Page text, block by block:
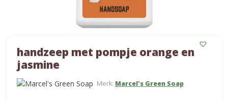
handzeep met pompje orange en
jasmine
Merk: Marcel's Green Soap